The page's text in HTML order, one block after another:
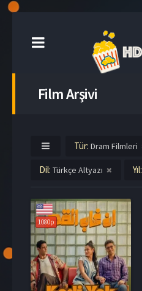
Film Arşivi
Tür: Dram Filmleri
Dil: Türkçe Altyazı Yıl:
1080p